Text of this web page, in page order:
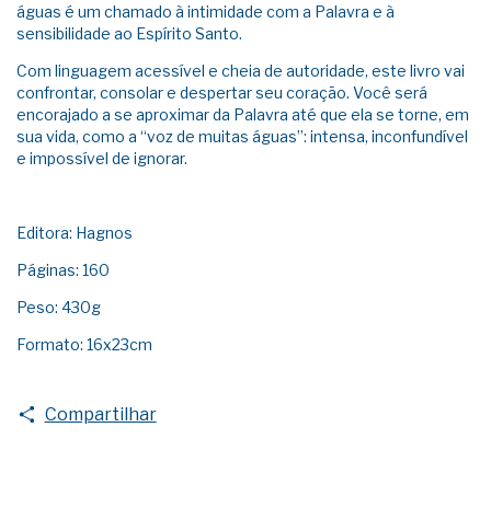
águas é um chamado à intimidade com a Palavra e à
sensibilidade ao Espírito Santo.
Com linguagem acessível e cheia de autoridade, este livro vai
confrontar, consolar e despertar seu coração. Você será
encorajado a se aproximar da Palavra até que ela se torne, em
sua vida, como a “voz de muitas águas”: intensa, inconfundível
e impossível de ignorar.
Editora: Hagnos
Páginas: 160
Peso: 430g
Formato: 16x23cm
Compartilhar